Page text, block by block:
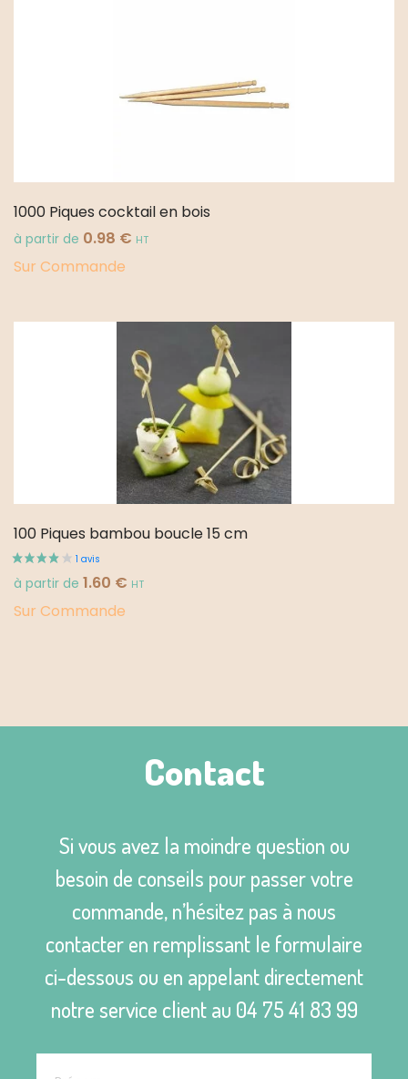
1000 Piques cocktail en bois
à partir de 0.98 € HT
Sur Commande
100 Piques bambou boucle 15 cm
à partir de 1.60 € HT
Sur Commande
Contact
Si vous avez la moindre question ou
besoin de conseils pour passer votre
commande, n’hésitez pas à nous
contacter en remplissant le formulaire
ci-dessous ou en appelant directement
notre service client au 04 75 41 83 99